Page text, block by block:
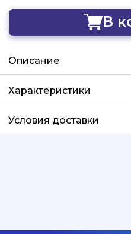
В
Описание
Характеристики
Условия доставки